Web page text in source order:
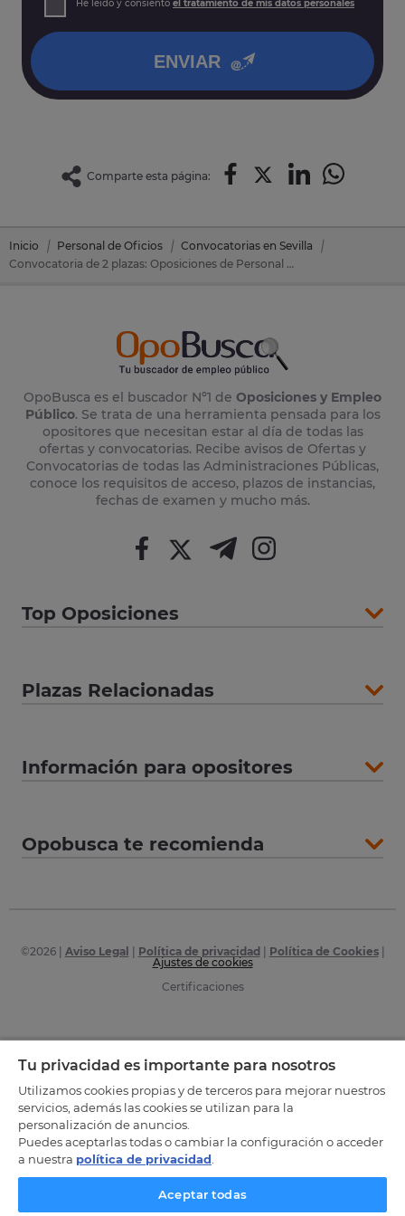
así como otros derechos tal y como se explica en nuestra
He leído y consiento el tratamiento de mis datos personales
ENVIAR
Comparte esta página:
Inicio Personal de Oficios
Convocatorias en Sevilla
Convocatoria de 2 plazas: Oposiciones de Personal de Oficios en Algaba, La (Sevilla)
OpoBusca es el buscador Nº1 de Oposiciones y Empleo
Público. Se trata de una herramienta pensada para los
opositores que necesitan estar al día de todas las
ofertas y convocatorias. Recibe avisos de Ofertas y
Convocatorias de todas las Administraciones Públicas,
conoce los requisitos de acceso, plazos de instancias,
fechas de examen y mucho más.
Top Oposiciones
Plazas Relacionadas
Información para opositores
Opobusca te recomienda
©2026| Aviso Legal Política de privacidad Política de Cookies|
Ajustes de cookies
Certificaciones
Tu privacidad es importante para nosotros
Utilizamos cookies propias y de terceros para mejorar nuestros
servicios, además las cookies se utilizan para la
personalización de anuncios.
Puedes aceptarlas todas o cambiar la configuración o acceder
a nuestra política de privacidad
Aceptar todas